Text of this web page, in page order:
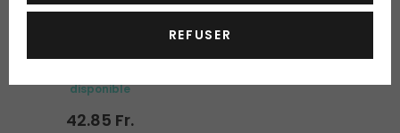
disponible
42.85 Fr.
REFUSER